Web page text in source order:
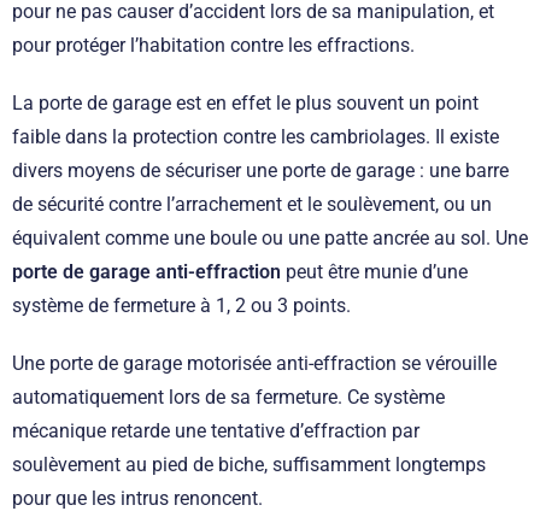
pour ne pas causer d’accident lors de sa manipulation, et
pour protéger l’habitation contre les effractions.
La porte de garage est en effet le plus souvent un point
faible dans la protection contre les cambriolages. Il existe
divers moyens de sécuriser une porte de garage : une barre
de sécurité contre l’arrachement et le soulèvement, ou un
équivalent comme une boule ou une patte ancrée au sol. Une
porte de garage anti-effraction peut être munie d’une
système de fermeture à 1, 2 ou 3 points.
Une porte de garage motorisée anti-effraction se vérouille
automatiquement lors de sa fermeture. Ce système
mécanique retarde une tentative d’effraction par
soulèvement au pied de biche, suffisamment longtemps
pour que les intrus renoncent.